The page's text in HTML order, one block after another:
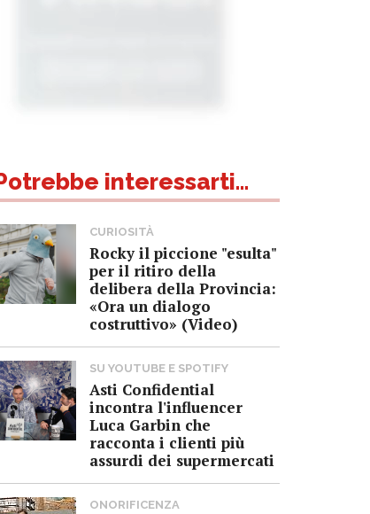
interessarti...
CURIOSITÀ
Rocky il piccione "esulta"
per il ritiro della
delibera della Provincia:
«Ora un dialogo
costruttivo» (Video)
SU YOUTUBE E SPOTIFY
Asti Confidential
incontra l'influencer
Luca Garbin che
racconta i clienti più
assurdi dei supermercati
ONORIFICENZA